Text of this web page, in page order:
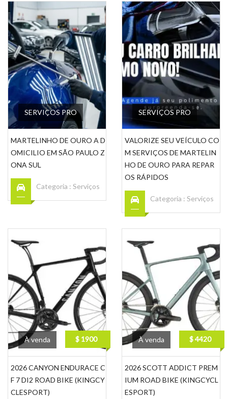
SERVIÇOS PRO
MARTELINHO DE OURO A D
OMICILIO EM SÃO PAULO Z
ONA SUL
Categoria : Serviços
SERVIÇOS PRO
VALORIZE SEU VEÍCULO CO
M SERVIÇOS DE MARTELIN
HO DE OURO PARA REPAR
OS RÁPIDOS
Categoria : Serviços
À venda $ 1900
2026 CANYON ENDURACE C
F 7 DI2 ROAD BIKE (KINGCY
CLESPORT)
À venda $ 4420
2026 SCOTT ADDICT PREM
IUM ROAD BIKE (KINGCYCL
ESPORT)